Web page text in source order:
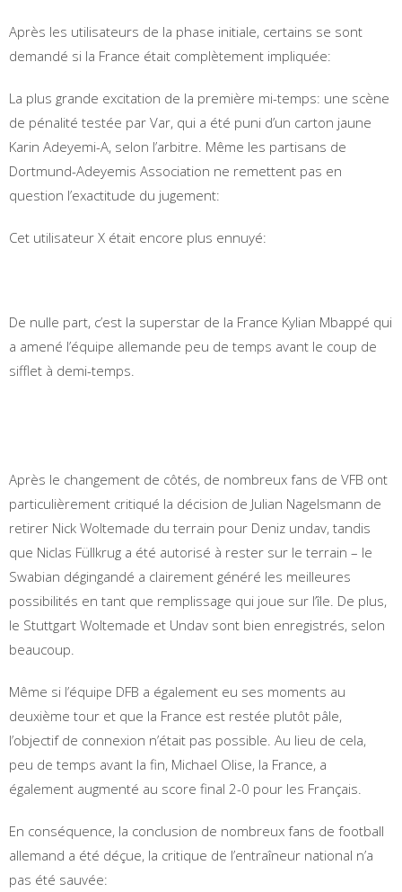
Après les utilisateurs de la phase initiale, certains se sont
demandé si la France était complètement impliquée:
La plus grande excitation de la première mi-temps: une scène
de pénalité testée par Var, qui a été puni d’un carton jaune
Karin Adeyemi-A, selon l’arbitre. Même les partisans de
Dortmund-Adeyemis Association ne remettent pas en
question l’exactitude du jugement:
Cet utilisateur X était encore plus ennuyé:
De nulle part, c’est la superstar de la France Kylian Mbappé qui
a amené l’équipe allemande peu de temps avant le coup de
sifflet à demi-temps.
Après le changement de côtés, de nombreux fans de VFB ont
particulièrement critiqué la décision de Julian Nagelsmann de
retirer Nick Woltemade du terrain pour Deniz undav, tandis
que Niclas Füllkrug a été autorisé à rester sur le terrain – le
Swabian dégingandé a clairement généré les meilleures
possibilités en tant que remplissage qui joue sur l’île. De plus,
le Stuttgart Woltemade et Undav sont bien enregistrés, selon
beaucoup.
Même si l’équipe DFB a également eu ses moments au
deuxième tour et que la France est restée plutôt pâle,
l’objectif de connexion n’était pas possible. Au lieu de cela,
peu de temps avant la fin, Michael Olise, la France, a
également augmenté au score final 2-0 pour les Français.
En conséquence, la conclusion de nombreux fans de football
allemand a été déçue, la critique de l’entraîneur national n’a
pas été sauvée: